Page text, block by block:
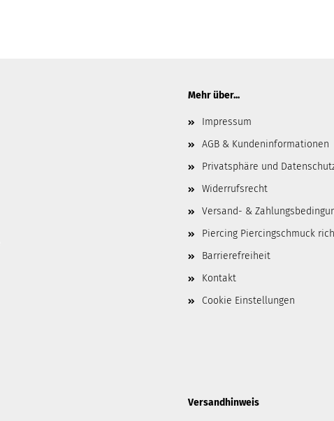
Mehr über...
Impressum
AGB & Kundeninformationen
Privatsphäre und
Widerrufsrecht
Versand- &
Piercing Piercingschmuck
Barrierefreiheit
Kontakt
Cookie Einstellungen
Versandhinweis